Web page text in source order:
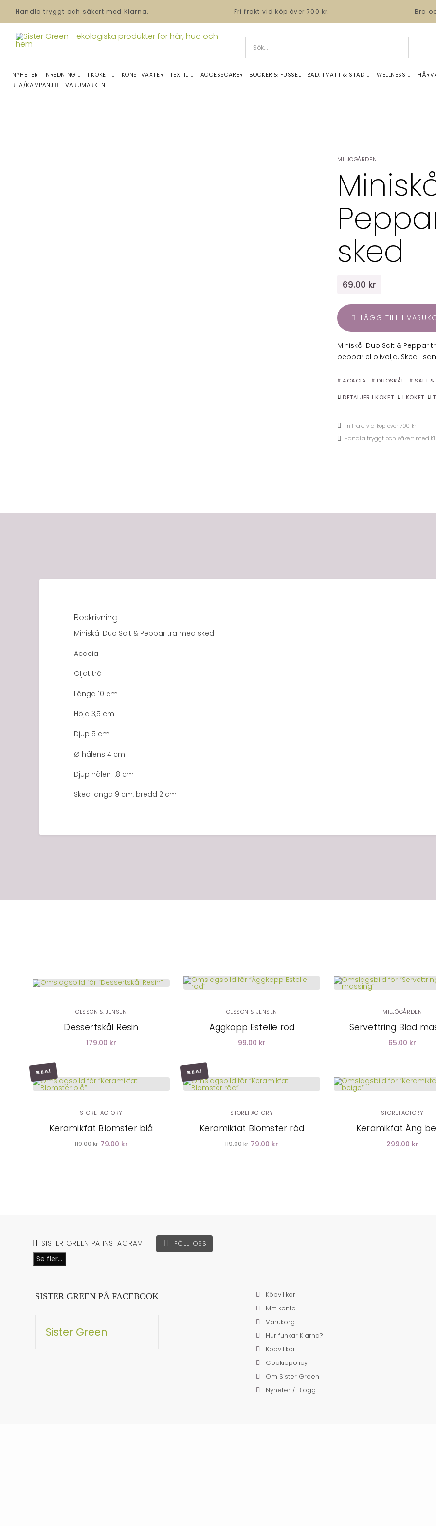
Handla tryggt och säkert med Klarna. Fri frakt vid köp över 700 kr. Bra
NYHETER INREDNING I KÖKET KONSTVÄXTER TEXTIL ACCESSOARER BÖCKER & PUSSEL BAD, TVÄTT & STÄD WELLNESS
REA/KAMPANJ
VARUMÄRKEN
MILJÖGÅRDEN
sked
69.00 kr
LÄGG TILL I
Miniskål Duo Salt & Peppar
peppar el olivolja. Sked i
ACACIA DUOSKÅL SALT &
DETALJER I KÖKET I KÖKET
Fri frakt vid köp över 700 kr
Handla tryggt och säkert med
Beskrivning
Miniskål Duo Salt & Peppar trä med sked
Acacia
Oljat trä
Längd 10 cm
Höjd 3,5 cm
Djup 5 cm
Ø hålens 4 cm
Djup hålen 1,8 cm
Sked längd 9 cm, bredd 2 cm
LÄGG I
VARUKORG
OLSSON & JENSEN
Dessertskål Resin
179.00 kr
OLSSON & JENSEN
Äggkopp Estelle röd
99.00 kr
MILJÖGÅRDEN
Servettring Blad
65.00 kr
REA!
LÄGG I
VARUKORG
STOREFACTORY
Keramikfat Blomster blå
119.00 kr 79.00 kr
REA!
LÄGG I
VARUKORG
STOREFACTORY
Keramikfat Blomster röd
119.00 kr 79.00 kr
STOREFACTORY
Keramikfat Äng
299.00 kr
SISTER GREEN PÅ INSTAGRAM FÖLJ OSS
Se fler...
SISTER GREEN PÅ FACEBOOK
Sister Green
Köpvillkor
Mitt konto
Varukorg
Hur funkar Klarna?
Köpvillkor
Cookiepolicy
Om Sister Green
Nyheter / Blogg